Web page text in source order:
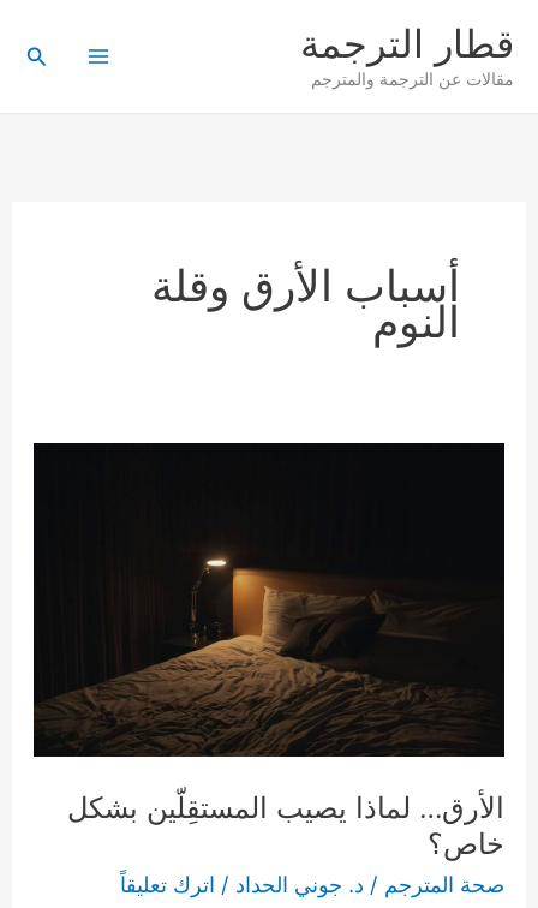
إلى
المحتوى
قطار الترجمة
مقالات عن الترجمة والمترجم
أسباب الأرق وقلة
النوم
الأرق… لماذا يصيب المستقِلّين بشكل
خاص؟
صحة المترجم / د. جوني الحداد / اترك تعليقاً